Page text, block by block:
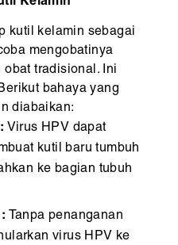
Kelamin
kutil kelamin sebagai
mengobatinya
tradisional. Ini
bahaya yang
diabaikan:
Virus HPV dapat
kutil baru tumbuh
ke bagian tubuh
Tanpa penanganan
virus HPV ke